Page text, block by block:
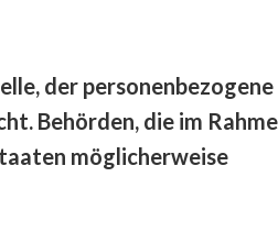
der
Behörden, die im
möglicherweise